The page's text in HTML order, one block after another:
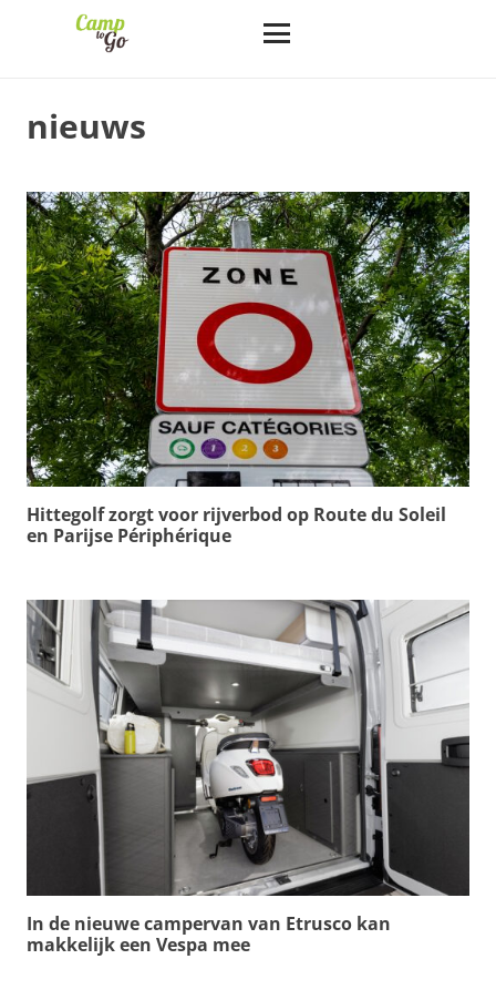
nieuws
Hittegolf zorgt voor rijverbod op Route du Soleil
en Parijse Périphérique
In de nieuwe campervan van Etrusco kan
makkelijk een Vespa mee